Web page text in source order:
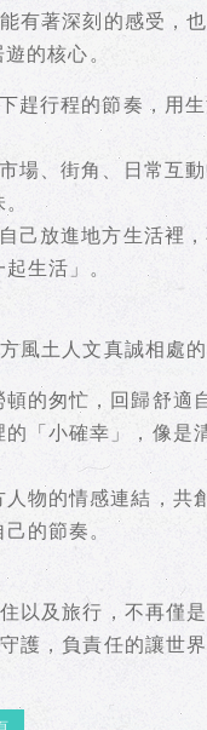
有著深刻的感受，也
的核心。
行程的節奏，用生
、街角、日常互動
放進地方生活裡，
生活」。
風土人文真誠相處的
的匆忙，回歸舒適
的「小確幸」，像是
物的情感連結，共
的節奏。
以及旅行，不再僅是
護，負責任的讓世界